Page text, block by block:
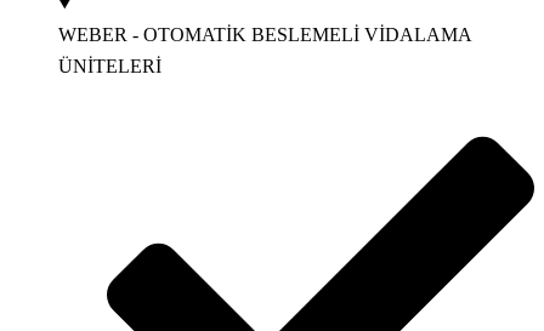
WEBER - OTOMATİK BESLEMELİ VİDALAMA
ÜNİTELERİ